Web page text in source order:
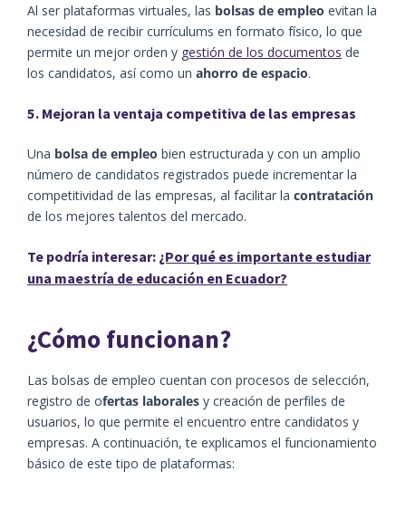
Al ser plataformas virtuales, las bolsas de empleo evitan la
necesidad de recibir currículums en formato físico, lo que
permite un mejor orden y gestión de los documentos de
los candidatos, así como un ahorro de espacio.
5. Mejoran la ventaja competitiva de las empresas
Una bolsa de empleo bien estructurada y con un amplio
número de candidatos registrados puede incrementar la
competitividad de las empresas, al facilitar la contratación
de los mejores talentos del mercado.
Te podría interesar: ¿Por qué es importante estudiar
una maestría de educación en Ecuador?
¿Cómo funcionan?
Las bolsas de empleo cuentan con procesos de selección,
registro de ofertas laborales y creación de perfiles de
usuarios, lo que permite el encuentro entre candidatos y
empresas. A continuación, te explicamos el funcionamiento
básico de este tipo de plataformas: